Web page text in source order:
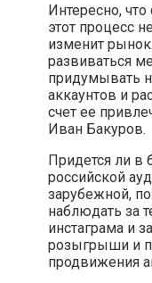
Интересно,
этот процесс
изменит
развиваться
придумывать
аккаунтов и
счет ее
Иван Бакуров.
Придется ли в
российской
зарубежной,
наблюдать за
инстаграма и
розыгрыши и
продвижения